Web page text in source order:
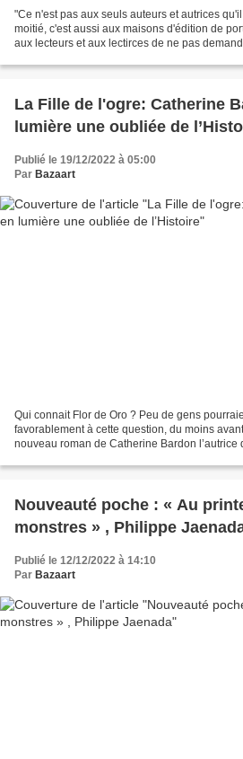
"Ce n'est pas aux seuls auteurs et autrices
moitié, c'est aussi aux maisons d'édition de
aux lecteurs et aux lectirces de ne pas
La Fille de l'ogre: Catherine
lumière une oubliée de
Publié le 19/12/2022 à 05:00
Par Bazaart
Qui connait Flor de Oro ? Peu de gens
favorablement à cette question, du moins
nouveau roman de Catherine Bardon l’autrice
Nouveauté poche : « Au
monstres » , Philippe
Publié le 12/12/2022 à 14:10
Par Bazaart